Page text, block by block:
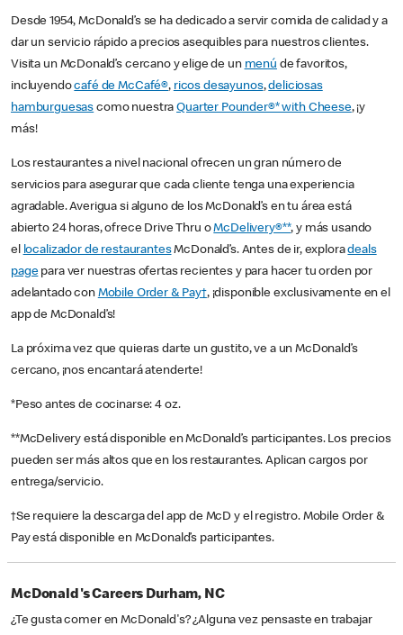
Desde 1954, McDonald’s se ha dedicado a servir comida de calidad y a
dar un servicio rápido a precios asequibles para nuestros clientes.
Visita un McDonald’s cercano y elige de un menú de favoritos,
incluyendocafé de McCafé®, ricos desayunos,deliciosas
hamburguesas como nuestraQuarter Pounder®* with Cheese, ¡y
más!
Los restaurantes a nivel nacional ofrecen un gran número de
servicios para asegurar que cada cliente tenga una experiencia
agradable. Averigua si alguno de los McDonald’s en tu área está
abierto 24 horas, ofrece Drive Thru oMcDelivery®**, y más usando
el localizador de restaurantesMcDonald’s. Antes de ir, exploradeals
pagepara ver nuestras ofertas recientes y para hacer tu orden por
adelantado con Mobile Order & Pay†, ¡disponible exclusivamente en el
app de McDonald’s!
La próxima vez que quieras darte un gustito, ve a un McDonald’s
cercano, ¡nos encantará atenderte!
*Peso antes de cocinarse: 4 oz.
**McDelivery está disponible en McDonald’s participantes. Los precios
pueden ser más altos que en los restaurantes. Aplican cargos por
entrega/servicio.
†Se requiere la descarga del app de McD y el registro. Mobile Order &
Pay está disponible en McDonald’s participantes.
McDonald's Careers Durham, NC
¿Te gusta comer en McDonald's? ¿Alguna vez pensaste en trabajar